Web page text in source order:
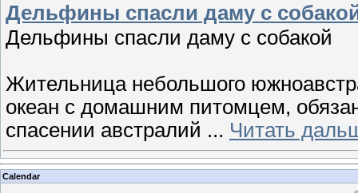
Дельфины спасли даму с
Дельфины спасли даму с собакой
Жительница небольшого
океан с домашним питомцем,
спасении австралий ... Читать
Calendar